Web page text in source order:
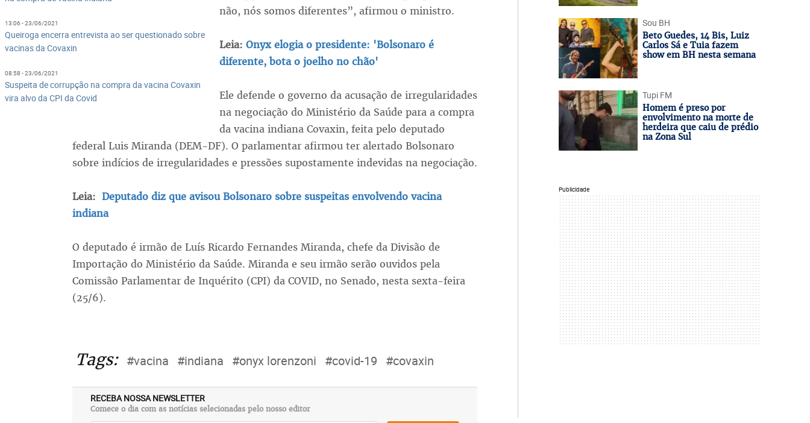
13:06 - 23/06/2021
Queiroga encerra entrevista ao ser questionado sobre
vacinas da Covaxin
08:58 - 23/06/2021
Suspeita de corrupção na compra da vacina Covaxin
vira alvo da CPI da Covid
não, nós somos diferentes”, afirmou o ministro.
Leia: Onyx elogia o presidente: 'Bolsonaro é
diferente, bota o joelho no chão'
Ele defende o governo da acusação de irregularidades
na negociação do Ministério da Saúde para a compra
da vacina indiana Covaxin, feita pelo deputado
federal Luis Miranda (DEM-DF). O parlamentar afirmou ter alertado Bolsonaro
sobre indícios de irregularidades e pressões supostamente indevidas na negociação.
Leia: Deputado diz que avisou Bolsonaro sobre suspeitas envolvendo vacina
indiana
O deputado é irmão de Luís Ricardo Fernandes Miranda, chefe da Divisão de
Importação do Ministério da Saúde. Miranda e seu irmão serão ouvidos pela
Comissão Parlamentar de Inquérito (CPI) da COVID, no Senado, nesta sexta-feira
(25/6).
Tags: #vacina #indiana #onyx lorenzoni #covid-19 #covaxin
RECEBA NOSSA NEWSLETTER
Comece o dia com as notícias selecionadas pelo nosso editor
Sou BH
Beto Guedes, 14 Bis, Luiz
Carlos Sá e Tuia fazem
show em BH nesta semana
Tupi FM
Homem é preso por
envolvimento na morte de
herdeira que caiu de prédio
na Zona Sul
Publicidade